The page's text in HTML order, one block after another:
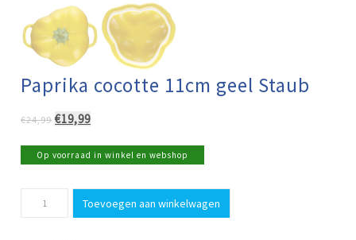
Paprika cocotte 11cm geel Staub
€24,99 Oorspronkelijke
was:
€24,99.
€19,99Huidige
is:
€19,99.
Op voorraad in winkel en webshop
cocotte
Toevoegen aan winkelwagen